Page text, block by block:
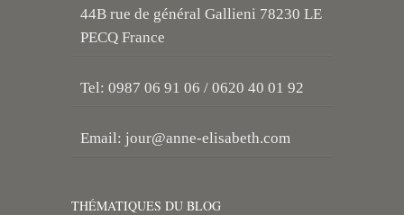
44B rue de général Gallieni 78230 LE
PECQ France
Tel: 0987 06 91 06 / 0620 40 01 92
Email: jour@anne-elisabeth.com
THÉMATIQUES DU BLOG